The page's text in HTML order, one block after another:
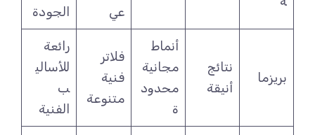
الجودة
بريزما
نتائج
أنيقة
أنماط
مجانية
محدود
فلاتر
فنية
متنوعة
رائعة
للأسالي
الفنية